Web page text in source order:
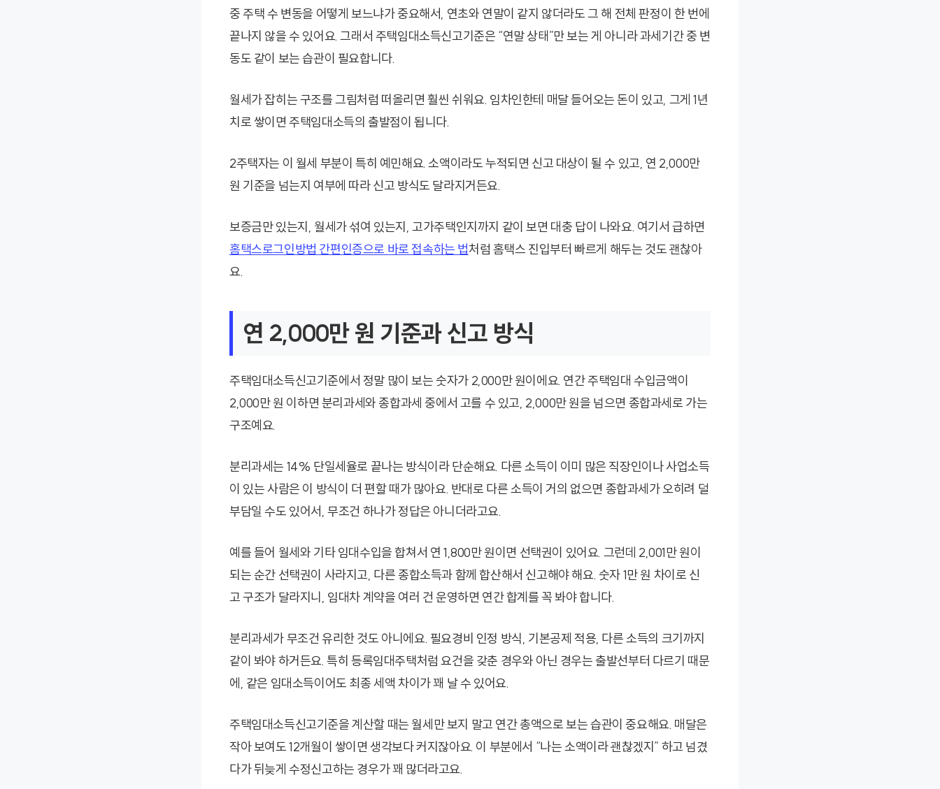
중 주택 수 변동을 어떻게 보느냐가 중요해서, 연초와 연말이 같지 않더라도 그 해 전체 판정이 한 번에
끝나지 않을 수 있어요. 그래서 주택임대소득신고기준은 “연말 상태”만 보는 게 아니라 과세기간 중 변
동도 같이 보는 습관이 필요합니다.
월세가 잡히는 구조를 그림처럼 떠올리면 훨씬 쉬워요. 임차인한테 매달 들어오는 돈이 있고, 그게 1년
치로 쌓이면 주택임대소득의 출발점이 됩니다.
2주택자는 이 월세 부분이 특히 예민해요. 소액이라도 누적되면 신고 대상이 될 수 있고, 연 2,000만
원 기준을 넘는지 여부에 따라 신고 방식도 달라지거든요.
보증금만 있는지, 월세가 섞여 있는지, 고가주택인지까지 같이 보면 대충 답이 나와요. 여기서 급하면
홈택스로그인방법 간편인증으로 바로 접속하는 법처럼 홈택스 진입부터 빠르게 해두는 것도 괜찮아
요.
연 2,000만 원 기준과 신고 방식
주택임대소득신고기준에서 정말 많이 보는 숫자가 2,000만 원이에요. 연간 주택임대 수입금액이
2,000만 원 이하면 분리과세와 종합과세 중에서 고를 수 있고, 2,000만 원을 넘으면 종합과세로 가는
구조예요.
분리과세는 14% 단일세율로 끝나는 방식이라 단순해요. 다른 소득이 이미 많은 직장인이나 사업소득
이 있는 사람은 이 방식이 더 편할 때가 많아요. 반대로 다른 소득이 거의 없으면 종합과세가 오히려 덜
부담일 수도 있어서, 무조건 하나가 정답은 아니더라고요.
예를 들어 월세와 기타 임대수입을 합쳐서 연 1,800만 원이면 선택권이 있어요. 그런데 2,001만 원이
되는 순간 선택권이 사라지고, 다른 종합소득과 함께 합산해서 신고해야 해요. 숫자 1만 원 차이로 신
고 구조가 달라지니, 임대차 계약을 여러 건 운영하면 연간 합계를 꼭 봐야 합니다.
분리과세가 무조건 유리한 것도 아니에요. 필요경비 인정 방식, 기본공제 적용, 다른 소득의 크기까지
같이 봐야 하거든요. 특히 등록임대주택처럼 요건을 갖춘 경우와 아닌 경우는 출발선부터 다르기 때문
에, 같은 임대소득이어도 최종 세액 차이가 꽤 날 수 있어요.
주택임대소득신고기준을 계산할 때는 월세만 보지 말고 연간 총액으로 보는 습관이 중요해요. 매달은
작아 보여도 12개월이 쌓이면 생각보다 커지잖아요. 이 부분에서 “나는 소액이라 괜찮겠지” 하고 넘겼
다가 뒤늦게 수정신고하는 경우가 꽤 많더라고요.